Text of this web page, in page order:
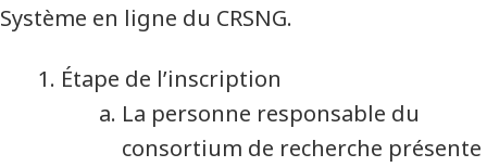
Système en ligne du CRSNG.
Étape de l’inscription
La personne responsable du
consortium de recherche présente